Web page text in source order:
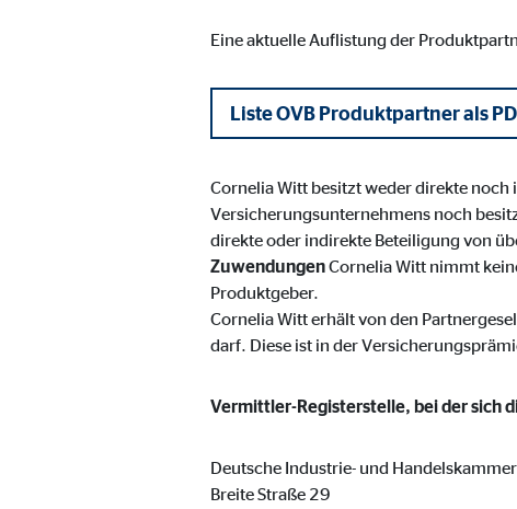
Eine aktuelle Auflistung der
Liste OVB Produktpartner als
Cornelia Witt besitzt weder direkte
Versicherungsunternehmens noch
direkte oder indirekte Beteiligung von
ZuwendungenCornelia Witt nimmt
Produktgeber.
Cornelia Witt erhält von den
darf. Diese ist in der
Vermittler-Registerstelle, bei der sich
Deutsche Industrie- und
Breite Straße 29
Marketing Cookies werden eingesetzt, um
Besucher über die Websites hinweg verfolgen.
Facebook Pixel | Empfänger: OVB, Facebook
_fbp
Cookie Laufzeit: 3